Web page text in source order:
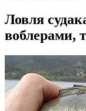
Ловля
воблерами,